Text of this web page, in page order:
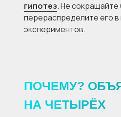
гипотез. Не
перераспределите его в
экспериментов.
ПОЧЕМУ?
НА ЧЕТЫРЁХ